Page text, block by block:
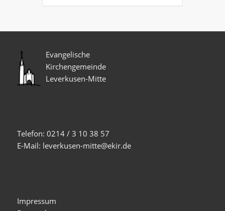
Evangelische
Kirchengemeinde
Leverkusen-Mitte
Telefon: 0214 / 3 10 38 57
E-Mail: leverkusen-mitte@ekir.de
Impressum